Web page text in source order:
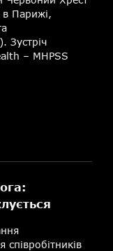
в Парижі,
Зустріч
– MHPSS